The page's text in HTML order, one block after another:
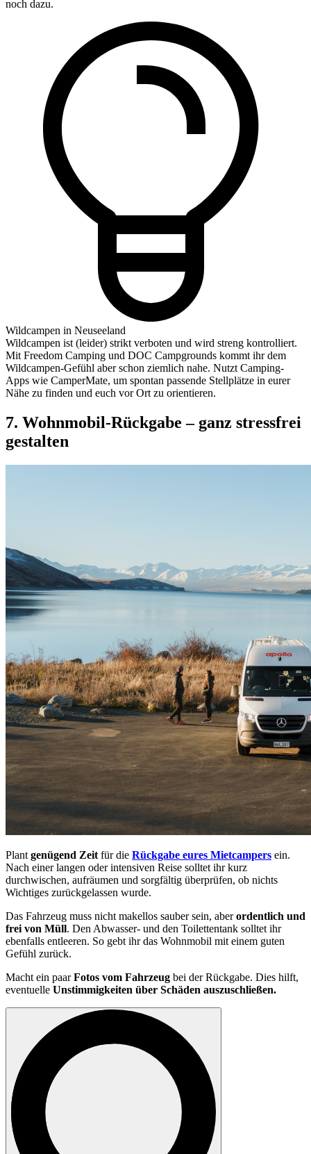
noch dazu.
Wildcampen in Neuseeland
Wildcampen ist (leider) strikt verboten und wird streng kontrolliert.
Mit Freedom Camping und DOC Campgrounds kommt ihr dem
Wildcampen-Gefühl aber schon ziemlich nahe. Nutzt Camping-
Apps wie CamperMate, um spontan passende Stellplätze in eurer
Nähe zu finden und euch vor Ort zu orientieren.
7. Wohnmobil-Rückgabe – ganz stressfrei
gestalten
Plant genügend Zeit für die Rückgabe eures Mietcampers ein.
Nach einer langen oder intensiven Reise solltet ihr kurz
durchwischen, aufräumen und sorgfältig überprüfen, ob nichts
Wichtiges zurückgelassen wurde.
Das Fahrzeug muss nicht makellos sauber sein, aberordentlich und
frei von Müll. Den Abwasser- und den Toilettentank solltet ihr
ebenfalls entleeren. So gebt ihr das Wohnmobil mit einem guten
Gefühl zurück.
Macht ein paarFotos vom Fahrzeug bei der Rückgabe. Dies hilft,
eventuelle Unstimmigkeiten über Schäden auszuschließen.